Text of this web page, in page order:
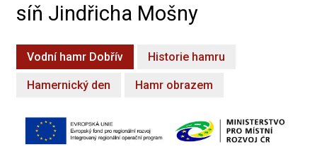
síň Jindřicha Mošny
Vodní hamr Dobřív Historie hamru
Hamernický den Hamr obrazem